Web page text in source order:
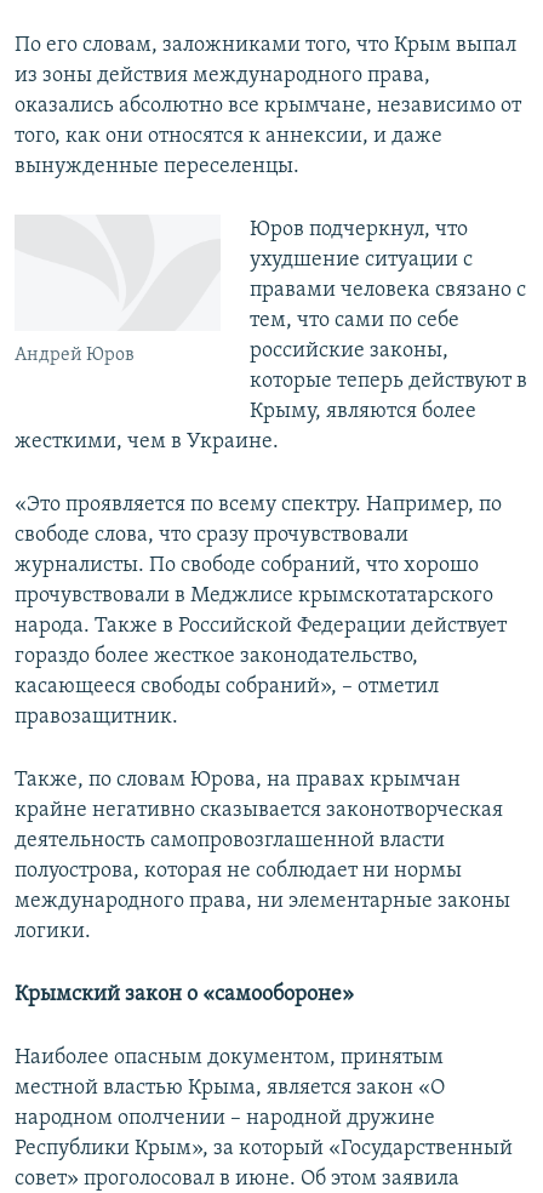
По его словам, заложниками того, что Крым выпал
из зоны действия международного права,
оказались абсолютно все крымчане, независимо от
того, как они относятся к аннексии, и даже
вынужденные переселенцы.
Андрей Юров
Юров подчеркнул, что
ухудшение ситуации с
правами человека связано с
тем, что сами по себе
российские законы,
которые теперь действуют в
Крыму, являются более
жесткими, чем в Украине.
«Это проявляется по всему спектру. Например, по
свободе слова, что сразу прочувствовали
журналисты. По свободе собраний, что хорошо
прочувствовали в Меджлисе крымскотатарского
народа. Также в Российской Федерации действует
гораздо более жесткое законодательство,
касающееся свободы собраний», – отметил
правозащитник.
Также, по словам Юрова, на правах крымчан
крайне негативно сказывается законотворческая
деятельность самопровозглашенной власти
полуострова, которая не соблюдает ни нормы
международного права, ни элементарные законы
логики.
Крымский закон о «самообороне»
Наиболее опасным документом, принятым
местной властью Крыма, является закон «О
народном ополчении – народной дружине
Республики Крым», за который «Государственный
совет» проголосовал в июне. Об этом заявила